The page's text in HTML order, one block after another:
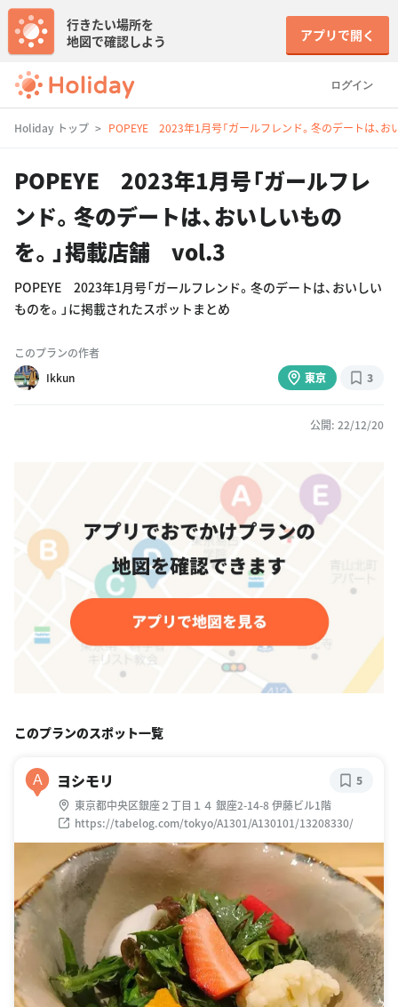
ログイン
行きたい場所を
地図で確認しよう
アプリで開く
Holiday トップ POPEYE 2023年1月号「ガールフレンド。冬のデートは、
POPEYE 2023年1月号「ガールフレ
ンド。冬のデートは、おいしいもの
を。」掲載店舗 vol.3
POPEYE 2023年1月号「ガールフレンド。冬のデートは、おいしい
ものを。」に掲載されたスポットまとめ
このプランの作者
Ikkun
東京 3
公開: 22/12/20
このプランのスポット一覧
A ヨシモリ
東京都中央区銀座２丁目１４ 銀座2-14-8 伊藤ビル1階
https://tabelog.com/tokyo/A1301/A130101/13208330/
5